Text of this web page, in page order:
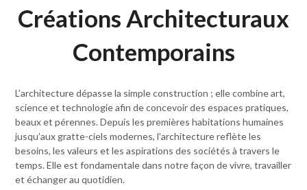
Créations Architecturaux
Contemporains
L’architecture dépasse la simple construction ; elle combine art,
science et technologie afin de concevoir des espaces pratiques,
beaux et pérennes. Depuis les premières habitations humaines
jusqu’aux gratte-ciels modernes, l’architecture reflète les
besoins, les valeurs et les aspirations des sociétés à travers le
temps. Elle est fondamentale dans notre façon de vivre, travailler
et échanger au quotidien.